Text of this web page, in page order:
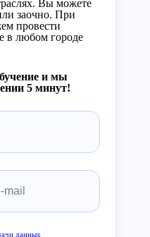
Вы можете
заочно. При
провести
в любом городе
и мы
5 минут!
данных